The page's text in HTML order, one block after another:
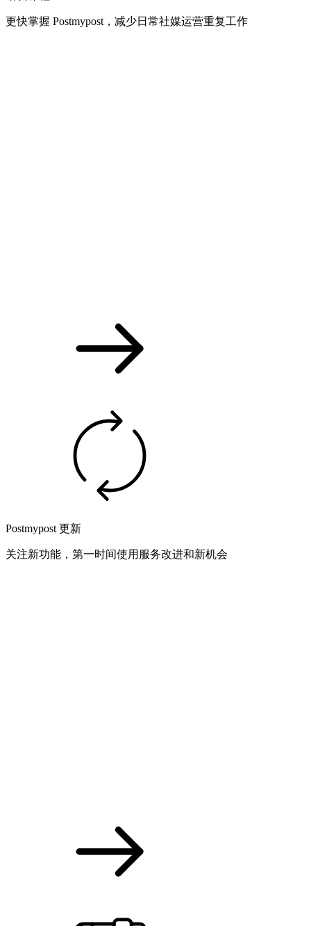
更快掌握 Postmypost，减少日常社媒运营重复工作
Postmypost 更新
关注新功能，第一时间使用服务改进和新机会